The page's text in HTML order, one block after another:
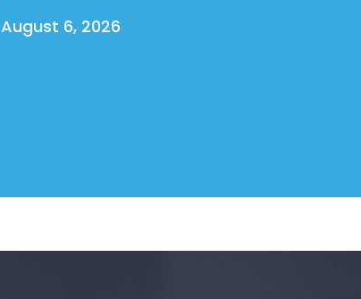
August 6, 2026